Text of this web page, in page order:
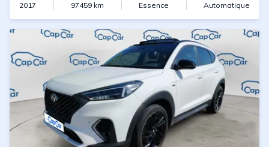
2017 97459 km Essence Automatique